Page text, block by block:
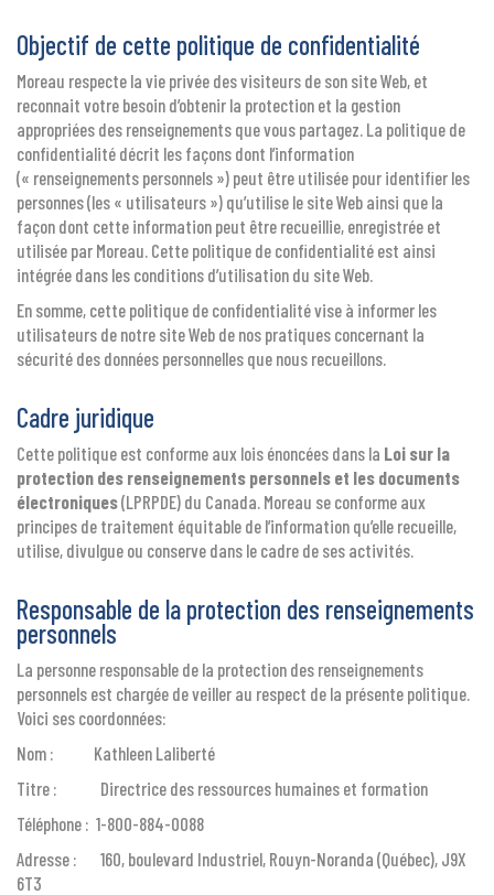
Objectif de cette politique de confidentialité
Moreau respecte la vie privée des visiteurs de son site Web, et
reconnait votre besoin d’obtenir la protection et la gestion
appropriées des renseignements que vous partagez. La politique de
confidentialité décrit les façons dont l’information
(« renseignements personnels ») peut être utilisée pour identifier les
personnes (les « utilisateurs ») qu’utilise le site Web ainsi que la
façon dont cette information peut être recueillie, enregistrée et
utilisée par Moreau. Cette politique de confidentialité est ainsi
intégrée dans les conditions d’utilisation du site Web.
En somme, cette politique de confidentialité vise à informer les
utilisateurs de notre site Web de nos pratiques concernant la
sécurité des données personnelles que nous recueillons.
Cadre juridique
Cette politique est conforme aux lois énoncées dans la Loi sur la
protection des renseignements personnels et les documents
électroniques(LPRPDE) du Canada. Moreau se conforme aux
principes de traitement équitable de l’information qu’elle recueille,
utilise, divulgue ou conserve dans le cadre de ses activités.
Responsable de la protection des renseignements
personnels
La personne responsable de la protection des renseignements
personnels est chargée de veiller au respect de la présente politique.
Voici ses coordonnées:
Nom : Kathleen Laliberté
Titre : Directrice des ressources humaines et formation
Téléphone : 1-800-884-0088
Adresse : 160, boulevard Industriel, Rouyn-Noranda (Québec), J9X
6T3